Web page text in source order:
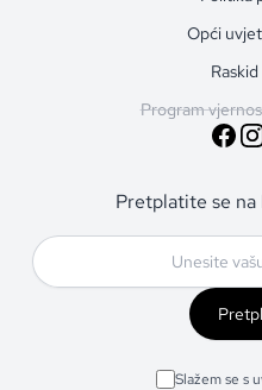
Opći
Program
Pretplatite se
Slažem se s